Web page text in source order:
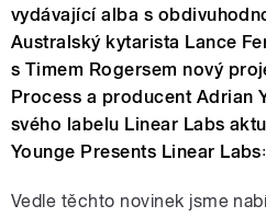
vydávající alba s
Australský kytarista Lance
s Timem Rogersem nový
Process a producent Adrian
svého labelu Linear Labs
Younge Presents Linear
Vedle těchto novinek jsme